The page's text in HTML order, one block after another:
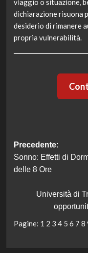
viaggio o situazione,
dichiarazione risuona
desiderio di rimanere
propria vulnerabilità.
articolo
Precedente:
Sonno: Effetti di
delle 8 Ore
Università di
Pagine: 1 2 3 4 5 6 7 8